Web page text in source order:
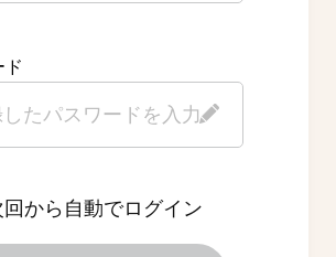
ド
回から自動でログイン